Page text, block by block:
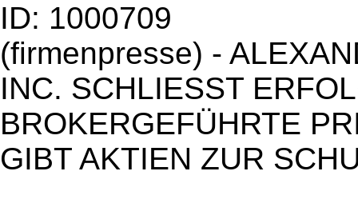
ID: 1000709
(firmenpresse) -
INC. SCHLIESST
BROKERGEFÜHRTE
GIBT AKTIEN ZUR